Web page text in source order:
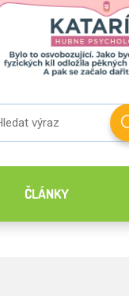
ČLÁNKY